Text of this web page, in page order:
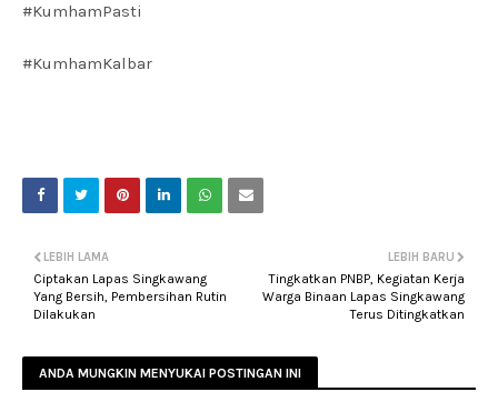
#KumhamPasti
#KumhamKalbar
LEBIH BARU
Tingkatkan PNBP, Kegiatan Kerja
Warga Binaan Lapas Singkawang
Terus Ditingkatkan
LEBIH LAMA
Ciptakan Lapas Singkawang
Yang Bersih, Pembersihan Rutin
Dilakukan
ANDA MUNGKIN MENYUKAI POSTINGAN INI